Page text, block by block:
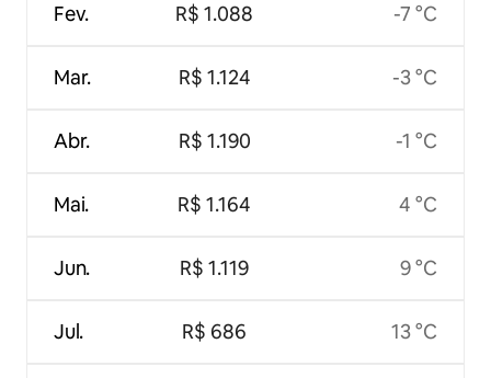
Fev.
Mar.
Abr.
Mai.
Jun.
Jul.
R$ 1.088
R$ 1.124
R$ 1.190
R$ 1.164
R$ 1.119
R$ 686
-7 °C
-3 °C
-1 °C
4 °C
9 °C
13 °C